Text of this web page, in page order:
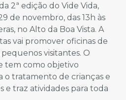
2ª edição do Vide Vida,
de novembro, das 13h às
no Alto da Boa Vista. A
vai promover oficinas de
visitantes. O
tem como objetivo
o tratamento de crianças e
e traz atividades para toda